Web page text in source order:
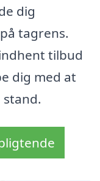
dig
tagrens.
tilbud
dig med at